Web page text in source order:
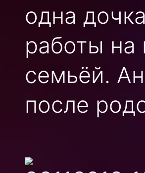
одна
работы на
семьёй.
после